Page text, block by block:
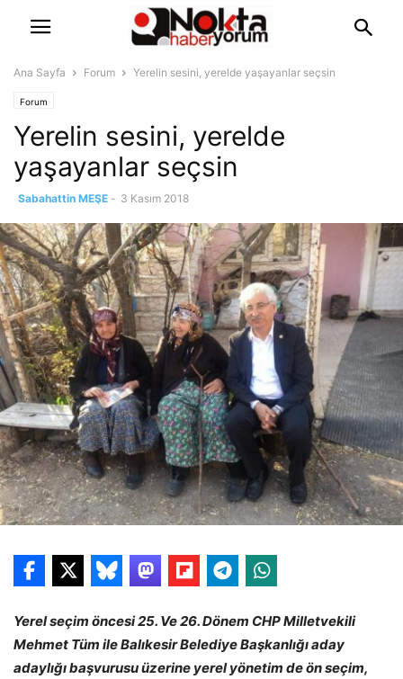
Ana Sayfa Forum Yerelin sesini, yerelde yaşayanlar seçsin
Forum
Yerelin sesini, yerelde
yaşayanlar seçsin
Sabahattin MEŞE - 3 Kasım 2018
Yerel seçim öncesi 25. Ve 26. Dönem CHP Milletvekili
Mehmet Tüm ile Balıkesir Belediye Başkanlığı aday
adaylığı başvurusu üzerine yerel yönetim de ön seçim,